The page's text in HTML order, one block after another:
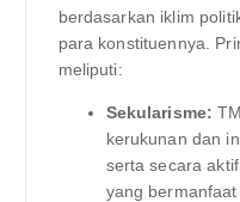
berdasarkan iklim
para konstituennya.
meliputi:
Sekularisme:
kerukunan dan
serta secara
yang